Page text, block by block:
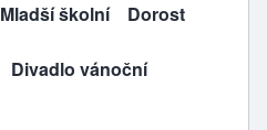
Mladší školní Dorost
Divadlo vánoční